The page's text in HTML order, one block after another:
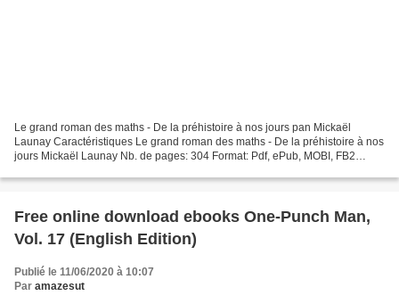
Le grand roman des maths - De la préhistoire à nos jours pan Mickaël
Launay Caractéristiques Le grand roman des maths - De la préhistoire à nos
jours Mickaël Launay Nb. de pages: 304 Format: Pdf, ePub, MOBI, FB2
Free online download ebooks One-Punch Man,
Vol. 17 (English Edition)
Publié le 11/06/2020 à 10:07
Par amazesut